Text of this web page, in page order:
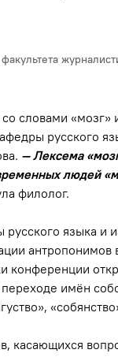
словами «мозг»
русского
— Лексема
людей
филолог.
языка и
конференции
имён
касающихся